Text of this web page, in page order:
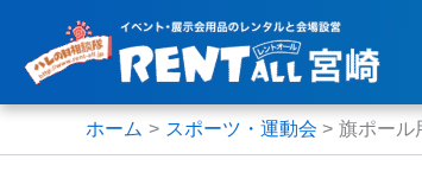
ス
ホーム スポーツ・運動会 旗ポー